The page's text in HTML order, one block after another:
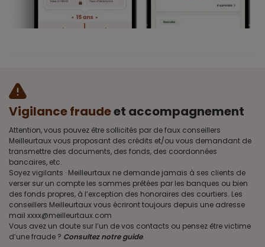
Vigilance fraudeet accompagnement
Attention, vous pouvez être sollicités par de faux conseillers
Meilleurtaux vous proposant des crédits et/ou vous demandant de
transmettre des documents, des fonds, des coordonnées
bancaires, etc.
Soyez vigilants · Meilleurtaux ne demande jamais à ses clients de
verser sur un compte les sommes prêtées par les banques ou bien
des fonds propres, à l’exception des honoraires des courtiers. Les
conseillers Meilleurtaux vous écriront toujours depuis une adresse
mail xxxx@meilleurtaux.com
Vous avez un doute sur l’un de vos contacts ou pensez être victime
d’une fraude ? Consultez notre guide.